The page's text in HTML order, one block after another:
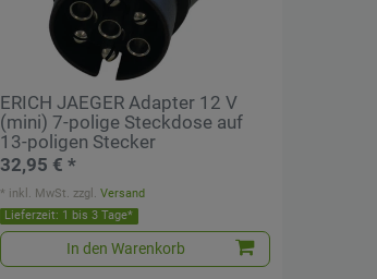
ERICH JAEGER Adapter 12 V
(mini) 7-polige Steckdose auf
13-poligen Stecker
32,95 € *
Lieferzeit: 1 bis 3 Tage*
In den Warenkorb
* inkl. MwSt. zzgl.Versand